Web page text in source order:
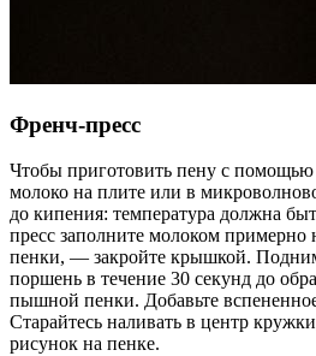
Френч-пресс
Чтобы приготовить пену с помощью
молоко на плите или в
до кипения: температура должна
пресс заполните молоком примерно
пенки, — закройте крышкой.
поршень в течение 30 секунд до
пышной пенки. Добавьте
Старайтесь наливать в центр
рисунок на пенке.